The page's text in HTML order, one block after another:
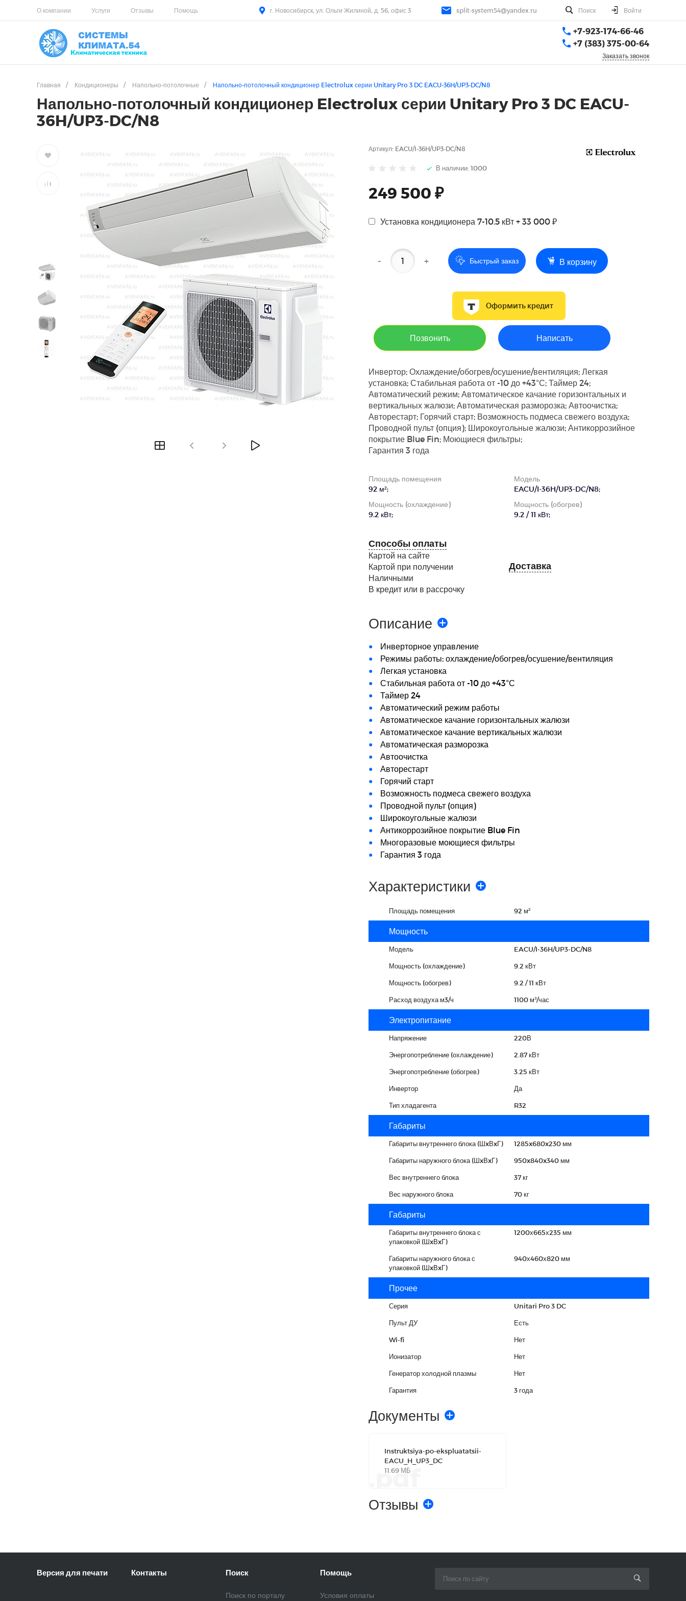
О компании Услуги Отзывы Помощь г. Новосибирск, ул. Ольги Жилиной, д. 56, офис 3 split-system54@yandex.ru Поиск Войти
+7-923-174-66-46
+7 (383) 375-00-64
Заказать звонок
Главная / Кондиционеры / Напольно-потолочные / Напольно-потолочный кондиционер Electrolux серии Unitary Pro 3 DC EACU-36H/UP3-DC/N8
Напольно-потолочный кондиционер Electrolux серии Unitary Pro 3 DC EACU-
36H/UP3-DC/N8
Артикул: EACU/I-36H/UP3-DC/N8
В наличии: 1000
249 500 ₽
Установка кондиционера 7-10.5 кВт + 33 000 ₽
- + Быстрый заказ В корзину
Оформить кредит
Позвонить Написать
Инвертор; Охлаждение/обогрев/осушение/вентиляция; Легкая
установка; Стабильная работа от -10 до +43°С; Таймер 24;
Автоматический режим; Автоматическое качание горизонтальных и
вертикальных жалюзи; Автоматическая разморозка; Автоочистка;
Авторестарт; Горячий старт; Возможность подмеса свежего воздуха;
Проводной пульт (опция); Широкоугольные жалюзи; Антикоррозийное
покрытие Blue Fin; Моющиеся фильтры;
Гарантия 3 года
Площадь помещения
92 м²;
Модель
EACU/I-36H/UP3-DC/N8;
Мощность (охлаждение)
9.2 кВт;
Мощность (обогрев)
9.2 / 11 кВт;
Способы оплаты
Картой на сайте
Картой при получении
Наличными
В кредит или в рассрочку
Доставка
Описание
Инверторное управление
Режимы работы: охлаждение/обогрев/осушение/вентиляция
Легкая установка
Стабильная работа от -10 до +43°С
Таймер 24
Автоматический режим работы
Автоматическое качание горизонтальных жалюзи
Автоматическое качание вертикальных жалюзи
Автоматическая разморозка
Автоочистка
Авторестарт
Горячий старт
Возможность подмеса свежего воздуха
Проводной пульт (опция)
Широкоугольные жалюзи
Антикоррозийное покрытие Blue Fin
Многоразовые моющиеся фильтры
Гарантия 3 года
Характеристики
Площадь помещения 92 м²
Мощность
Модель EACU/I-36H/UP3-DC/N8
Мощность (охлаждение) 9.2 кВт
Мощность (обогрев) 9.2 / 11 кВт
Расход воздуха м3/ч 1100 м³/час
Электропитание
Напряжение 220В
Энергопотребление (охлаждение) 2.87 кВт
Энергопотребление (обогрев) 3.25 кВт
Инвертор Да
Тип хладагента R32
Габариты
Габариты внутреннего блока (ШxВxГ) 1285x680x230 мм
Габариты наружного блока (ШxВxГ) 950x840x340 мм
Вес внутреннего блока 37 кг
Вес наружного блока 70 кг
Габариты
Габариты внутреннего блока с
упаковкой (ШxВxГ)
1200х665х235 мм
Габариты наружного блока с
упаковкой (ШxВxГ)
940х460х820 мм
Прочее
Серия Unitari Pro 3 DC
Пульт ДУ Есть
Wi-fi Нет
Ионизатор Нет
Генератор холодной плазмы Нет
Гарантия 3 года
Документы
Instruktsiya-po-ekspluatatsii-
EACU_H_UP3_DC
11.69 МБ
.pdf
Отзывы
Версия для печати Контакты Поиск
Поиск по порталу
Помощь
Условия оплаты